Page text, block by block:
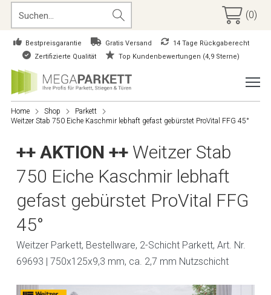
(0)
Bestpreisgarantie Gratis Versand
14 Tage Rückgaberecht
Zertifizierte Qualität
Top Kundenbewertungen (4,9 Sterne)
Home Shop
Parkett
Weitzer Stab 750 Eiche Kaschmir lebhaft gefast gebürstet ProVital FFG 45°
++ AKTION ++ Weitzer Stab
750 Eiche Kaschmir lebhaft
gefast gebürstet ProVital FFG
45°
Weitzer Parkett, Bestellware, 2-Schicht Parkett, Art. Nr.
69693 | 750x125x9,3 mm, ca. 2,7 mm Nutzschicht